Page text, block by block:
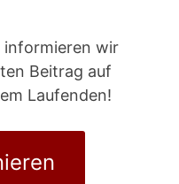
informieren wir
Beitrag auf
Laufenden!